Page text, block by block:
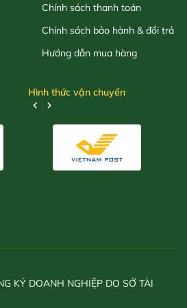
Chính sách thanh toán
Chính sách bảo hành & đổi trả
Hướng dẫn mua hàng
Hình thức vận chuyển
KÝ DOANH NGHIỆP DO SỞ TÀI